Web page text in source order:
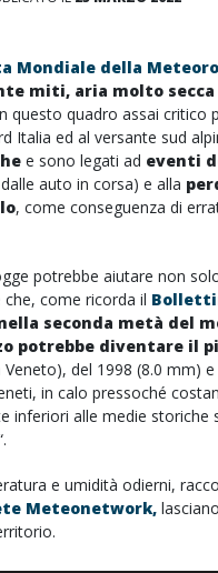
Mondiale della
miti, aria molto
questo quadro assai critico
Italia ed al versante sud
e sono legati ad eventi
auto in corsa) e alla
, come conseguenza di
potrebbe aiutare non
come ricorda il
seconda metà del
potrebbe diventare il
del 1998 (8.0 mm)
in calo pressoché
alle medie storiche
e umidità odierni,
Meteonetwork,